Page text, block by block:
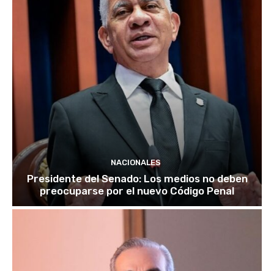
NACIONALES
Presidente del Senado: Los medios no deben
preocuparse por el nuevo Código Penal